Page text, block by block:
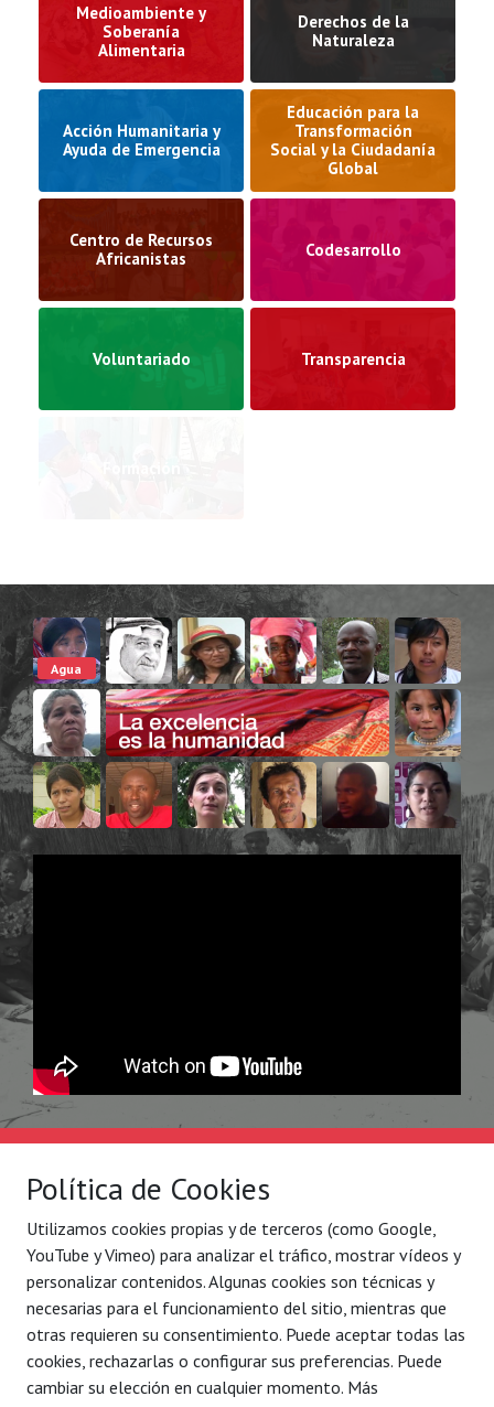
Medioambiente y
Soberanía
Alimentaria
Derechos de la
Naturaleza
Acción Humanitaria y
Ayuda de Emergencia
Educación para la
Transformación
Social y la Ciudadanía
Global
Centro de Recursos
Africanistas
Codesarrollo
Voluntariado Transparencia
Agua
Justicia
Universal
Derechos
Humanos
MedioambienteEquidad
Personas
LGTBI
Emergencia
Volcanes
Desertificación
Mujeres
Haití
Emergencia
Soberanía
alimentaria
Inclusión
Social
Derechos
Civiles
Quiénes somos
Con quién
Contacto
Por ejes de acción
Blog
Agenda
Legal
Aviso legal
Política de privacidad
C/ Conde Mirasol 7 bajo.
48003 Bilbao - Bizkaia
Tel. 944 792 258
Política de Cookies
Utilizamos cookies propias y de terceros (como Google,
YouTube y Vimeo) para analizar el tráfico, mostrar vídeos y
personalizar contenidos. Algunas cookies son técnicas y
necesarias para el funcionamiento del sitio, mientras que
otras requieren su consentimiento. Puede aceptar todas las
cookies, rechazarlas o configurar sus preferencias. Puede
cambiar su elección en cualquier momento. Más